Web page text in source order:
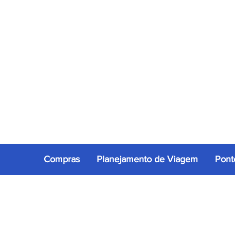
Compras Planejamento de Viagem